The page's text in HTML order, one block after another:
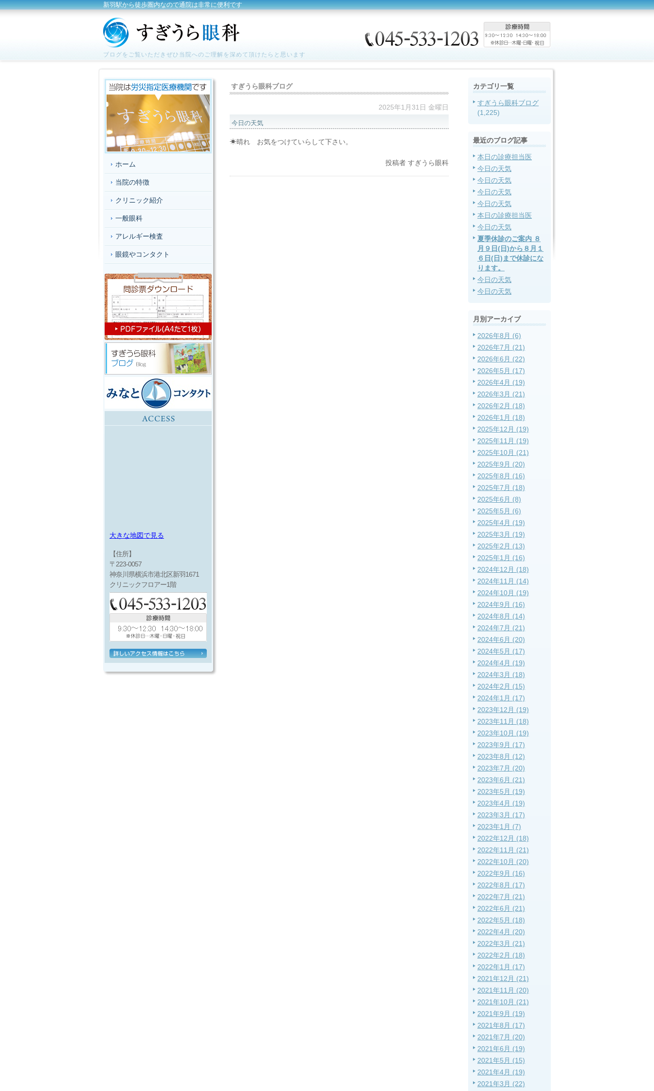
新羽駅から徒歩圏内なので通院は非常に便利です
ブログをご覧いただきぜひ当院へのご理解を深めて頂けたらと思います
すぎうら眼科ブログ
2025年1月31日 金曜日
今日の天気
☀晴れ お気をつけていらして下さい。
投稿者 すぎうら眼科
カテゴリ一覧
すぎうら眼科ブログ
(1,225)
最近のブログ記事
本日の診療担当医
今日の天気
今日の天気
今日の天気
今日の天気
本日の診療担当医
今日の天気
夏季休診のご案内 ８
月９日(日)から８月１
６日(日)まで休診にな
ります。
今日の天気
今日の天気
月別アーカイブ
2026年8月 (6)
2026年7月 (21)
2026年6月 (22)
2026年5月 (17)
2026年4月 (19)
2026年3月 (21)
2026年2月 (18)
2026年1月 (18)
2025年12月 (19)
2025年11月 (19)
2025年10月 (21)
2025年9月 (20)
2025年8月 (16)
2025年7月 (18)
2025年6月 (8)
2025年5月 (6)
2025年4月 (19)
2025年3月 (19)
2025年2月 (13)
2025年1月 (16)
2024年12月 (18)
2024年11月 (14)
2024年10月 (19)
2024年9月 (16)
2024年8月 (14)
2024年7月 (21)
2024年6月 (20)
2024年5月 (17)
2024年4月 (19)
2024年3月 (18)
2024年2月 (15)
2024年1月 (17)
2023年12月 (19)
2023年11月 (18)
2023年10月 (19)
2023年9月 (17)
2023年8月 (12)
2023年7月 (20)
2023年6月 (21)
2023年5月 (19)
2023年4月 (19)
2023年3月 (17)
2023年1月 (7)
2022年12月 (18)
2022年11月 (21)
2022年10月 (20)
2022年9月 (16)
2022年8月 (17)
2022年7月 (21)
2022年6月 (21)
2022年5月 (18)
2022年4月 (20)
2022年3月 (21)
2022年2月 (18)
2022年1月 (17)
2021年12月 (21)
2021年11月 (20)
2021年10月 (21)
2021年9月 (19)
2021年8月 (17)
2021年7月 (20)
2021年6月 (19)
2021年5月 (15)
2021年4月 (19)
2021年3月 (22)
ホーム
当院の特徴
クリニック紹介
一般眼科
アレルギー検査
眼鏡やコンタクト
大きな地図で見る
【住所】
〒223-0057
神奈川県横浜市港北区新羽1671
クリニックフロアー1階